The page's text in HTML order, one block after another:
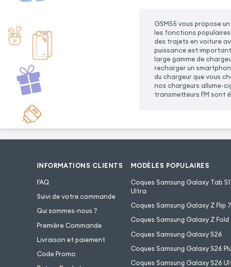
GSM55 vous propose
les fonctions
des trajets en voiture
puissance est
large gamme de
recharger un
du chargeur que vous
nos chargeurs allume-
transmetteurs FM sont
INFORMATIONS CLIENTS
FAQ
Suivi de votre commande
Qui sommes-nous ?
Première Commande
Livraison et paiement
Code Promo
MODÈLES POPULAIRES
Coques Samsung Galaxy Tab S11
Ultra
Coques Samsung Galaxy Z Flip 7
Coques Samsung Galaxy Z Fold
Coques Samsung Galaxy S26
Coques Samsung Galaxy S26
Coques Samsung Galaxy S26